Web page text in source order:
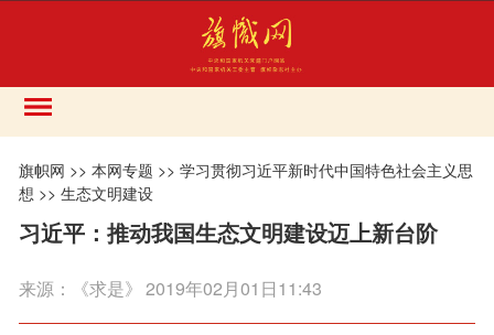
旗帜网 >>本网专题 >>学习贯彻习近平新时代中国特色社会主义思
想 >>生态文明建设
习近平：推动我国生态文明建设迈上新台阶
来源： 《求是》 2019年02月01日11:43